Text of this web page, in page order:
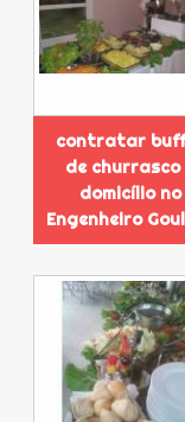
contratar
de churrasco
domicílio no
Engenheiro